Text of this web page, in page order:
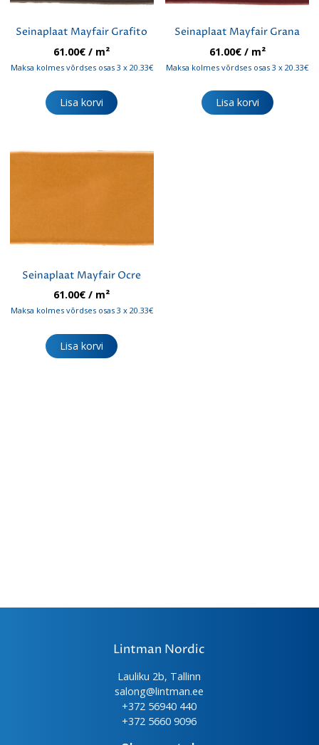
Seinaplaat Mayfair Grafito
61.00€ / m²
Maksa kolmes võrdses osas 3 x 20.33€
Lisa korvi
Seinaplaat Mayfair Grana
61.00€/ m²
Maksa kolmes võrdses osas 3 x 20.33€
Lisa korvi
Seinaplaat Mayfair Ocre
61.00€ / m²
Maksa kolmes võrdses osas 3 x 20.33€
Lisa korvi
Lintman Nordic
Lauliku 2b, Tallinn
salong@lintman.ee
+372 56940 440
+372 5660 9096